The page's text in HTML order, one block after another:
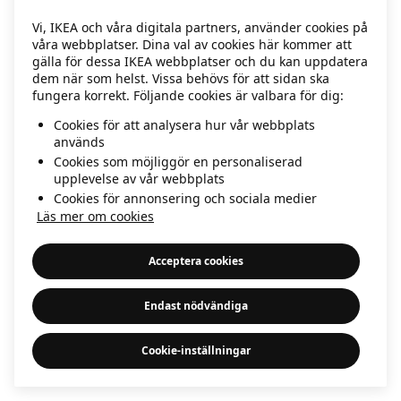
information)
Vi, IKEA och våra digitala partners, använder cookies på
våra webbplatser. Dina val av cookies här kommer att
gälla för dessa IKEA webbplatser och du kan uppdatera
dem när som helst. Vissa behövs för att sidan ska
fungera korrekt. Följande cookies är valbara för dig:
Cookies för att analysera hur vår webbplats
används
Cookies som möjliggör en personaliserad
upplevelse av vår webbplats
Cookies för annonsering och sociala medier
Läs mer om cookies
Acceptera cookies
Endast nödvändiga
Cookie-inställningar